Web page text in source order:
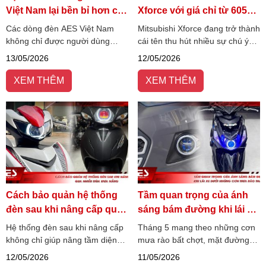
Việt Nam lại bền bỉ hơn các
dòng giá rẻ?
Các dòng đèn AES Việt Nam
không chỉ được người dùng
đánh giá cao bởi hiệu năng
ghi dấu ấn nhờ sự bền bỉ qua
nhiều mùa mưa nắng.
13/05/2026
XEM THÊM
Xforce với giá chỉ từ 605
triệu đồng
Mitsubishi Xforce đang trở thành
cái tên thu hút nhiều sự chú ý
trong phân khúc SUV đô thị nhờ
tiện nghi và mức giá cạnh tranh.
12/05/2026
XEM THÊM
Cách bảo quản hệ thống
đèn sau khi nâng cấp qua
nhiều mùa mưa nắng
Hệ thống đèn sau khi nâng cấp
không chỉ giúp nâng tầm diện
mạo cho ô tô, xe máy mà còn
12/05/2026
Tầm quan trọng của ánh
sáng bám đường khi lái xe
dưới những cơn mưa rào
tháng 5
Tháng 5 mang theo những cơn
mưa rào bất chợt, mặt đường
trơn trượt và tầm nhìn giảm
11/05/2026